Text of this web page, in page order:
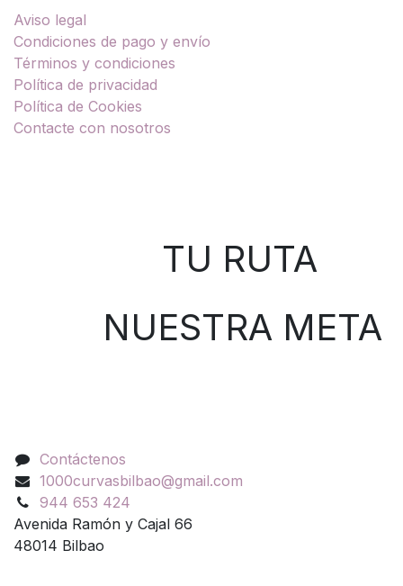
Aviso legal
Condiciones de pago y envío
Términos y condiciones
Política de privacidad
Política de Cookies
Contacte con nosotros
TU RUTA
NUESTRA META
Contáctenos
1000curvasbilbao@gmail.com
944 653 424
Avenida Ramón y Cajal 66
48014 Bilbao